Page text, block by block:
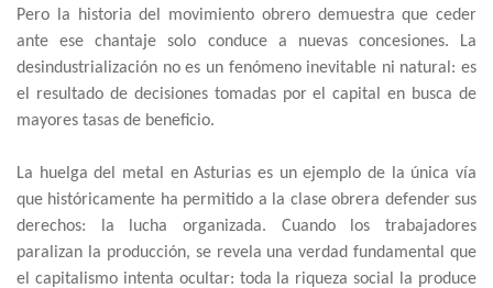
Pero la historia del movimiento obrero demuestra que ceder
ante ese chantaje solo conduce a nuevas concesiones. La
desindustrialización no es un fenómeno inevitable ni natural: es
el resultado de decisiones tomadas por el capital en busca de
mayores tasas de beneficio.
La huelga del metal en Asturias es un ejemplo de la única vía
que históricamente ha permitido a la clase obrera defender sus
derechos: la lucha organizada. Cuando los trabajadores
paralizan la producción, se revela una verdad fundamental que
el capitalismo intenta ocultar: toda la riqueza social la produce